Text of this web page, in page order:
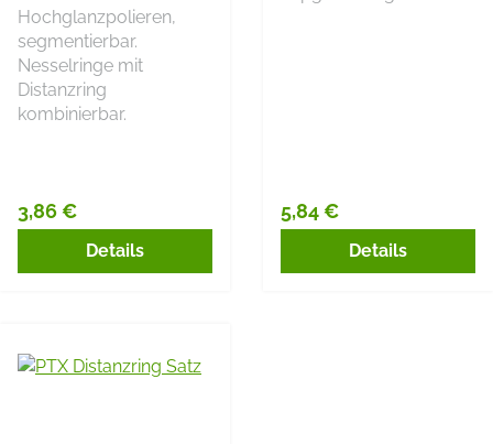
Hochglanzpolieren,
segmentierbar.
Nesselringe mit
Distanzring
kombinierbar.
Regulärer Preis:
3,86 €
Details
Regulärer Preis:
5,84 €
Details